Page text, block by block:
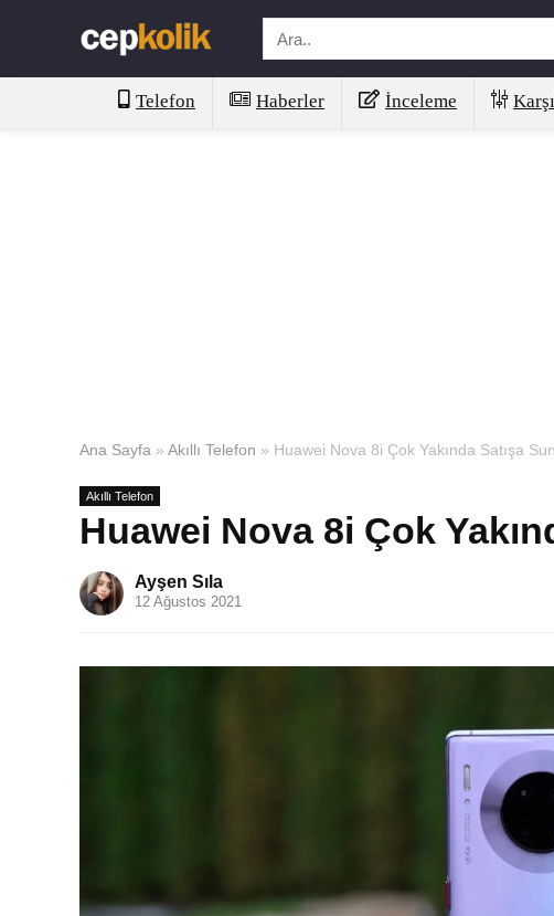
Telefon Haberler İnceleme
Ana Sayfa » Akıllı Telefon » Huawei Nova 8i Çok Yakında Satışa
Akıllı Telefon
Huawei Nova 8i Çok
Ayşen Sıla
12 Ağustos 2021